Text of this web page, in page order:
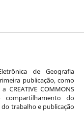
de Geografia
publicação, como
COMMONS
compartilhamento do
trabalho e publicação